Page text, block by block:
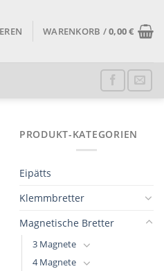
WARENKORB /0,00€
PRODUKT-KATEGORIEN
Eipätts
Klemmbretter
Magnetische Bretter
3 Magnete
4 Magnete